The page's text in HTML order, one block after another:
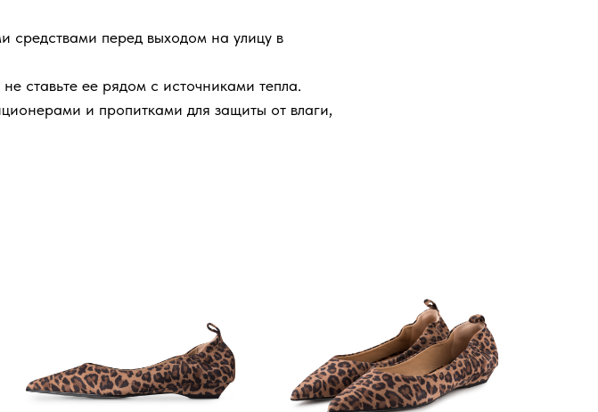
средствами перед выходом на улицу в
ставьте ее рядом с источниками тепла.
и пропитками для защиты от влаги,